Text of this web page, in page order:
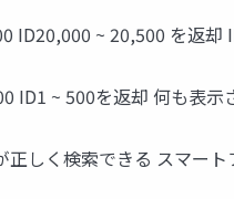
ID20,000 ~ 20,500 を返
ID1 ~ 500を返却 何も表示
しく検索できる スマー